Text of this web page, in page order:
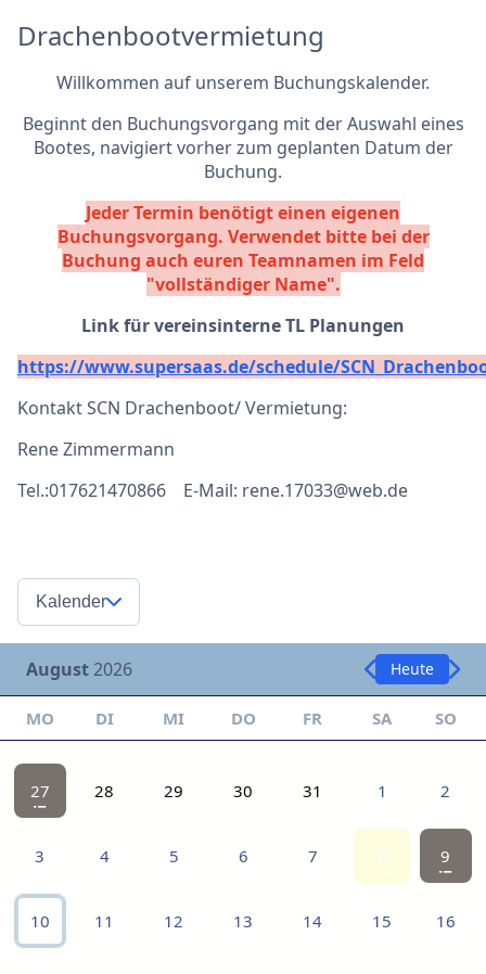
Drachenbootvermietung
Willkommen auf unserem Buchungskalender.
Beginnt den Buchungsvorgang mit der Auswahl eines
Bootes, navigiert vorher zum geplanten Datum der
Buchung.
Jeder Termin benötigt einen eigenen
Buchungsvorgang. Verwendet bitte bei der
Buchung auch euren Teamnamen im Feld
"vollständiger Name".
Link für vereinsinterne TL Planungen
https://www.supersaas.de/schedule/
Kontakt SCN Drachenboot/ Vermietung:
Rene Zimmermann
Tel.:017621470866 E-Mail: rene.17033@web.de
Kalender
August2026 Heute
MO DI MI DO FR SA SO
27 28 29 30 31 1 2
3 4 5 6 7 8 9
10 11 12 13 14 15 16